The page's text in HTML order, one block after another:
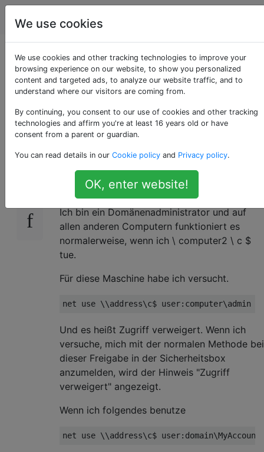
Computerbenutzer
Kann nicht über
Domian auf C $
zugreifen
0
Ich versuche auf \ computer \ c $ zuzugreifen
Wenn ich das tue, wird mir das Anmeldefeld
angezeigt und "Zugriff verweigert" angezeigt.
Ich bin ein Domänenadministrator und auf
allen anderen Computern funktioniert es
normalerweise, wenn ich \ computer2 \ c $
tue.
Für diese Maschine habe ich versucht.
Und es heißt Zugriff verweigert. Wenn ich
versuche, mich mit der normalen Methode bei
dieser Freigabe in der Sicherheitsbox
anzumelden, wird der Hinweis "Zugriff
verweigert" angezeigt.
Wenn ich folgendes benutze
We use cookies
We use cookies and other tracking technologies to improve your
browsing experience on our website, to show you personalized
content and targeted ads, to analyze our website traffic, and to
understand where our visitors are coming from.
By continuing, you consent to our use of cookies and other tracking
technologies and affirm you're at least 16 years old or have
consent from a parent or guardian.
You can read details in our Cookie policy and Privacy policy.
OK, enter website!